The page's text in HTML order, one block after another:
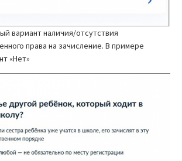
вариант наличия/отсутствия
права на зачисление. В примере
«Нет»